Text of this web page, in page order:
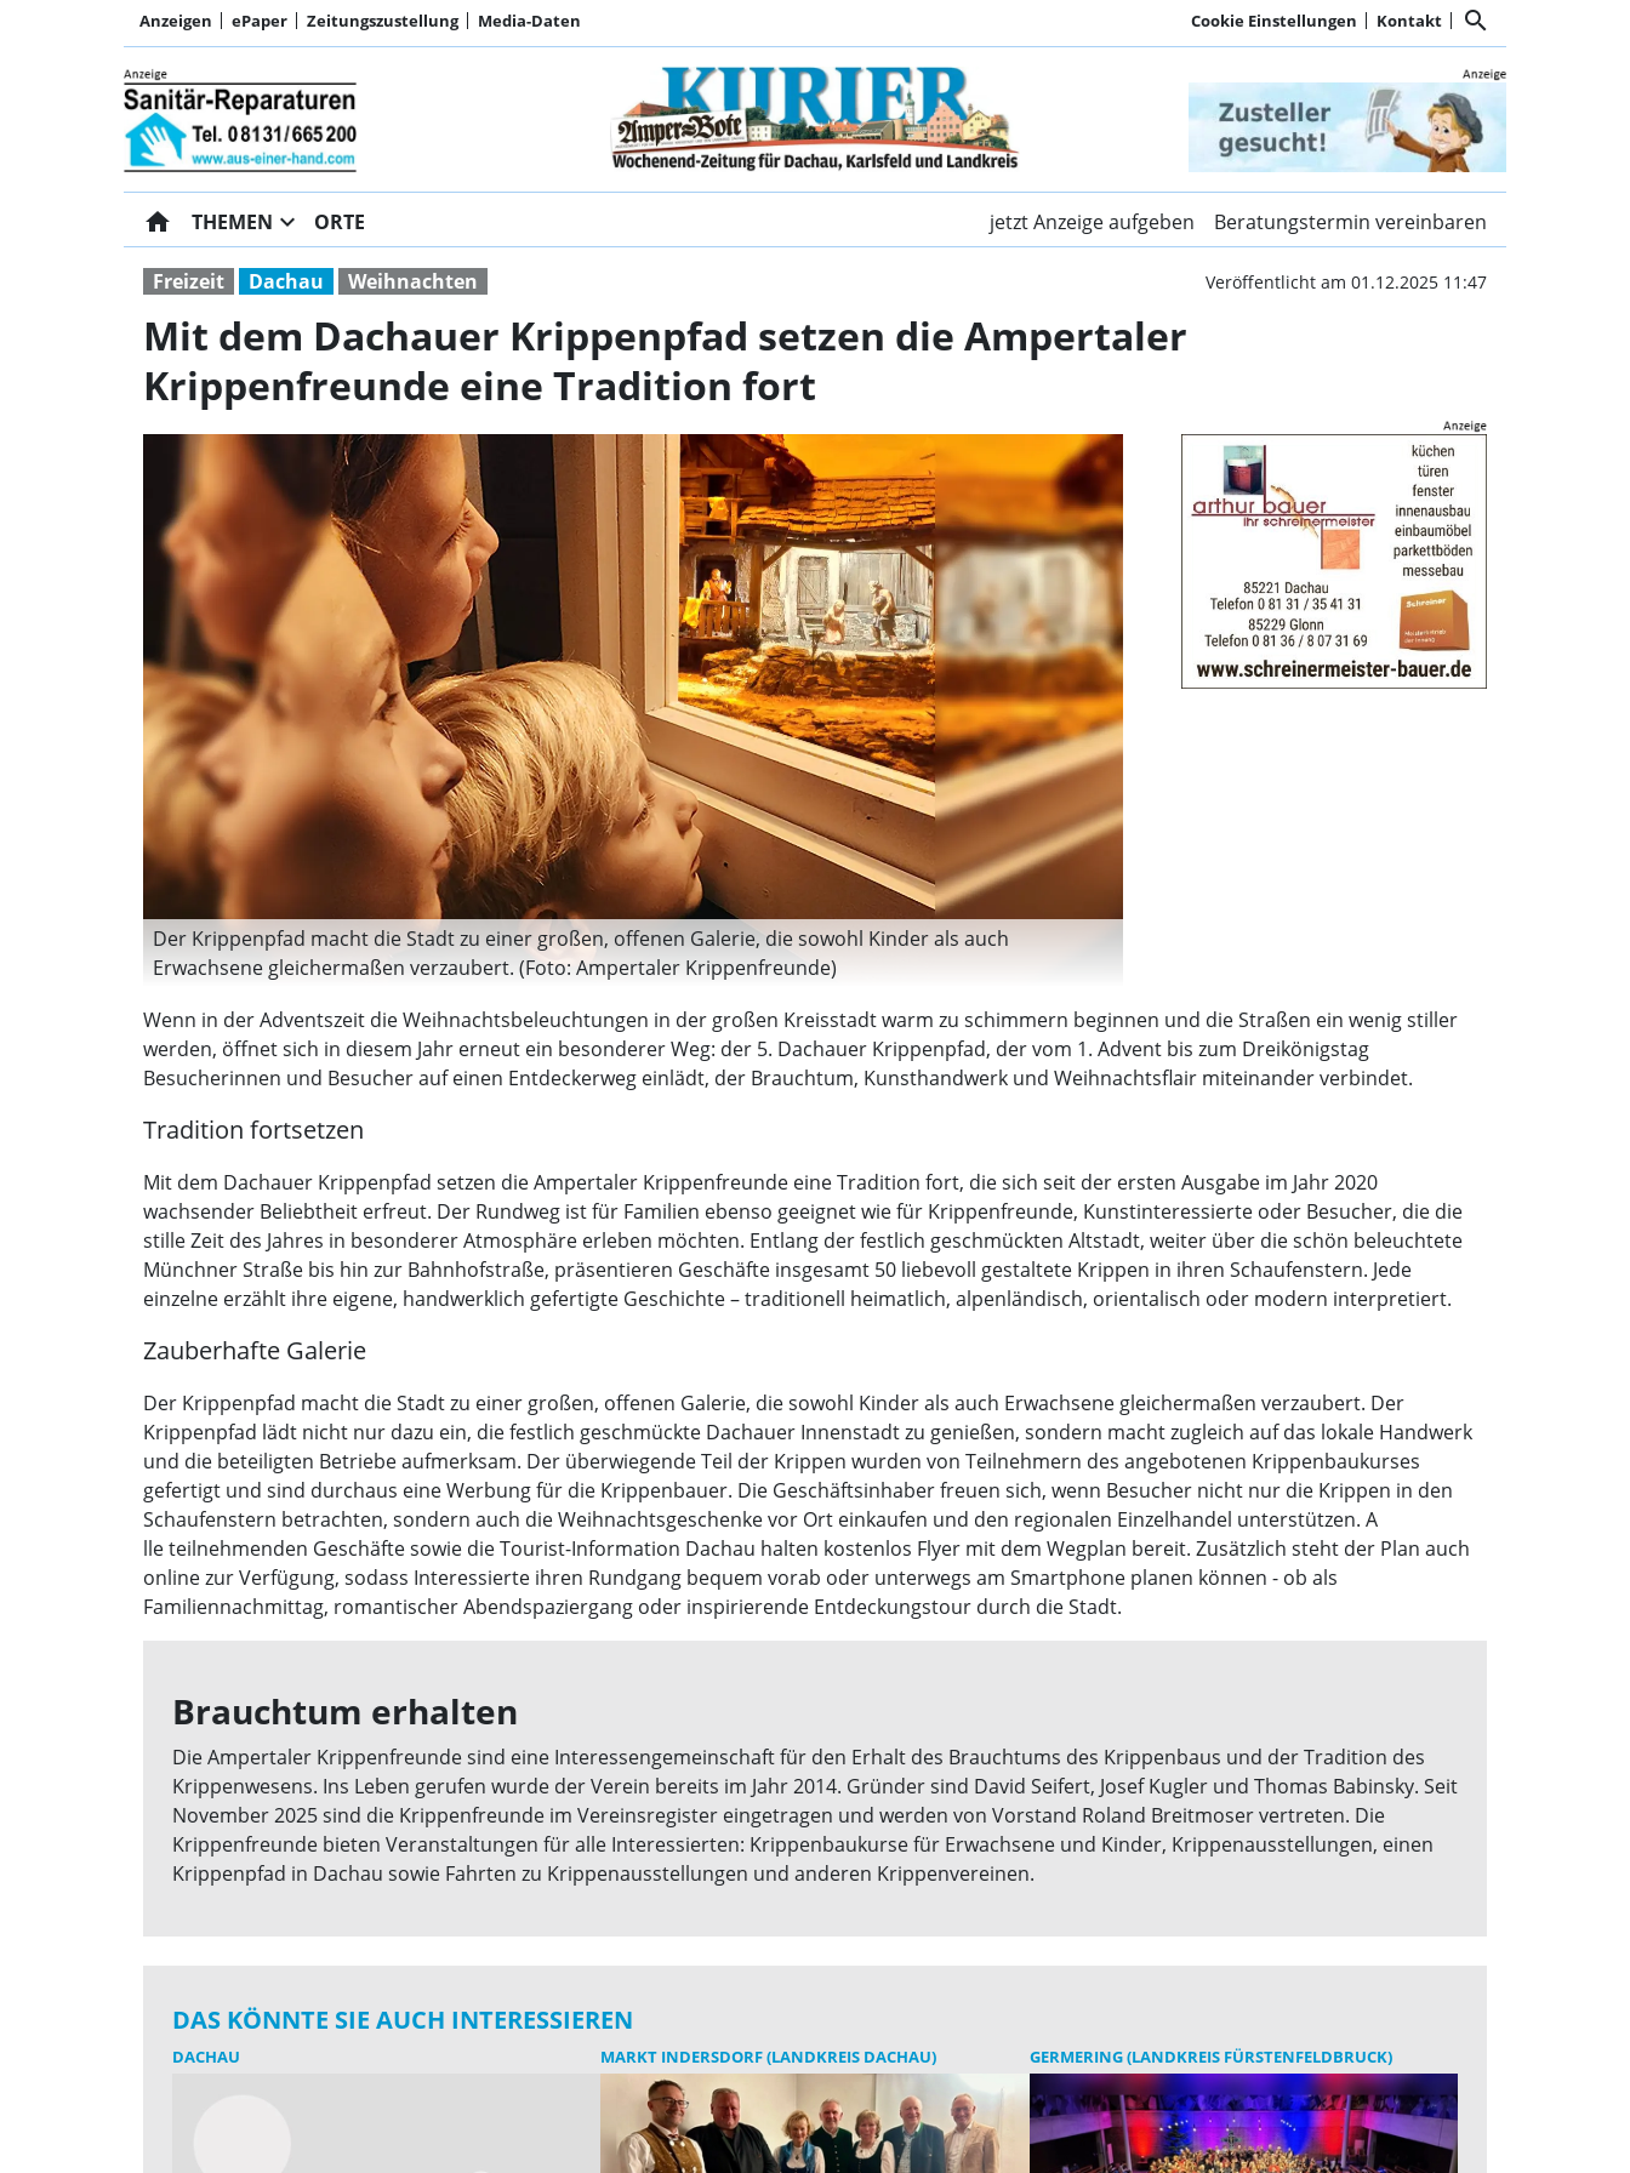
Anzeigen ePaper Zeitungszustellung Media-Daten Cookie Einstellungen Kontakt search
Mit dem Dachauer Krippenpfad setzen die
home THEMEN expand_more ORTE jetzt Anzeige aufgeben Beratungstermin vereinbaren
Freizeit Dachau Weihnachten Veröffentlicht am 01.12.2025 11:47
Mit dem Dachauer Krippenpfad setzen die Ampertaler
Krippenfreunde eine Tradition fort
Der Krippenpfad macht die Stadt zu einer großen, offenen Galerie, die sowohl Kinder als auch
Erwachsene gleichermaßen verzaubert. (Foto: Ampertaler Krippenfreunde)
Wenn in der Adventszeit die Weihnachtsbeleuchtungen in der großen Kreisstadt warm zu schimmern beginnen und die Straßen ein wenig stiller
werden, öffnet sich in diesem Jahr erneut ein besonderer Weg: der 5. Dachauer Krippenpfad, der vom 1. Advent bis zum Dreikönigstag
Besucherinnen und Besucher auf einen Entdeckerweg einlädt, der Brauchtum, Kunsthandwerk und Weihnachtsflair miteinander verbindet.
Tradition fortsetzen
Mit dem Dachauer Krippenpfad setzen die Ampertaler Krippenfreunde eine Tradition fort, die sich seit der ersten Ausgabe im Jahr 2020
wachsender Beliebtheit erfreut. Der Rundweg ist für Familien ebenso geeignet wie für Krippenfreunde, Kunstinteressierte oder Besucher, die die
stille Zeit des Jahres in besonderer Atmosphäre erleben möchten. Entlang der festlich geschmückten Altstadt, weiter über die schön beleuchtete
Münchner Straße bis hin zur Bahnhofstraße, präsentieren Geschäfte insgesamt 50 liebevoll gestaltete Krippen in ihren Schaufenstern. Jede
einzelne erzählt ihre eigene, handwerklich gefertigte Geschichte – traditionell heimatlich, alpenländisch, orientalisch oder modern interpretiert.
Zauberhafte Galerie
Der Krippenpfad macht die Stadt zu einer großen, offenen Galerie, die sowohl Kinder als auch Erwachsene gleichermaßen verzaubert. Der
Krippenpfad lädt nicht nur dazu ein, die festlich geschmückte Dachauer Innenstadt zu genießen, sondern macht zugleich auf das lokale Handwerk
und die beteiligten Betriebe aufmerksam. Der überwiegende Teil der Krippen wurden von Teilnehmern des angebotenen Krippenbaukurses
gefertigt und sind durchaus eine Werbung für die Krippenbauer. Die Geschäftsinhaber freuen sich, wenn Besucher nicht nur die Krippen in den
Schaufenstern betrachten, sondern auch die Weihnachtsgeschenke vor Ort einkaufen und den regionalen Einzelhandel unterstützen. A
lle teilnehmenden Geschäfte sowie die Tourist-Information Dachau halten kostenlos Flyer mit dem Wegplan bereit. Zusätzlich steht der Plan auch
online zur Verfügung, sodass Interessierte ihren Rundgang bequem vorab oder unterwegs am Smartphone planen können - ob als
Familiennachmittag, romantischer Abendspaziergang oder inspirierende Entdeckungstour durch die Stadt.
Brauchtum erhalten
Die Ampertaler Krippenfreunde sind eine Interessengemeinschaft für den Erhalt des Brauchtums des Krippenbaus und der Tradition des
Krippenwesens. Ins Leben gerufen wurde der Verein bereits im Jahr 2014. Gründer sind David Seifert, Josef Kugler und Thomas Babinsky. Seit
November 2025 sind die Krippenfreunde im Vereinsregister eingetragen und werden von Vorstand Roland Breitmoser vertreten. Die
Krippenfreunde bieten Veranstaltungen für alle Interessierten: Krippenbaukurse für Erwachsene und Kinder, Krippenausstellungen, einen
Krippenpfad in Dachau sowie Fahrten zu Krippenausstellungen und anderen Krippenvereinen.
DAS KÖNNTE SIE AUCH INTERESSIEREN
DACHAU MARKT INDERSDORF (LANDKREIS DACHAU) GERMERING (LANDKREIS FÜRSTENFELDBRUCK)